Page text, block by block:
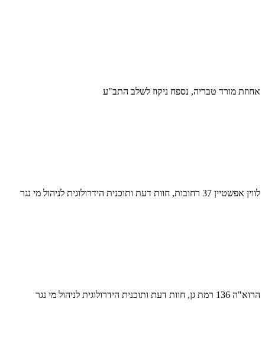
אחוזת מורד טבריה, נספח ניקוז לשלב התב"ע
לווין אפשטיין 37 רחובות, חוות דעת ותוכנית הידרולוגית לניהול מי נגר
הרוא"ה 136 רמת גן, חוות דעת ותוכנית הידרולוגית לניהול מי נגר